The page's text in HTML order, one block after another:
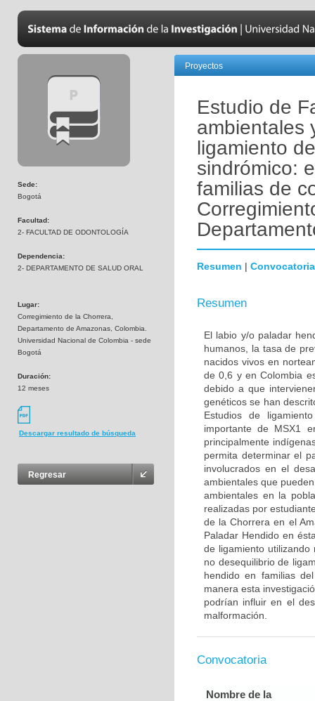
Sede:
Bogotá
Facultad:
2- FACULTAD DE ODONTOLOGÍA
Dependencia:
2- DEPARTAMENTO DE SALUD ORAL
Lugar:
Corregimiento de la Chorrera,
Departamento de Amazonas, Colombia.
Universidad Nacional de Colombia - sede
Bogotá
Duración:
12 meses
Descargar resultado de búsqueda
Regresar
Proyectos
Estudio de
ambientales
ligamiento
sindrómico:
familias de
Resumen | Convocatoria
Resumen
El labio y/o paladar
humanos, la tasa de
nacidos vivos en
de 0,6 y en Colombia
debido a que
genéticos se han
Estudios de
importante de MSX1
principalmente
permita determinar el
involucrados en el
ambientales que
ambientales en la
realizadas por
de la Chorrera en el
Paladar Hendido en
de ligamiento
no desequilibrio de
hendido en familias
manera esta
podrían influir en el
malformación.
Convocatoria
Nombre de la